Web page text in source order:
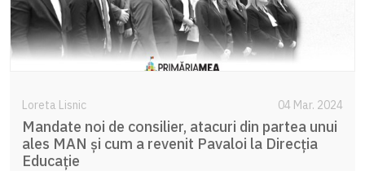
Loreta Lisnic 04 Mar. 2024
Mandate noi de consilier, atacuri din partea unui
ales MAN și cum a revenit Pavaloi la Direcția
Educație